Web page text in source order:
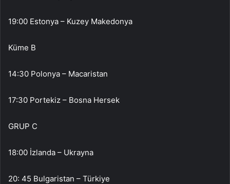
19:00 Estonya – Kuzey Makedonya
Küme B
14:30 Polonya – Macaristan
17:30 Portekiz – Bosna Hersek
GRUP C
18:00 İzlanda – Ukrayna
20: 45 Bulgaristan – Türkiye